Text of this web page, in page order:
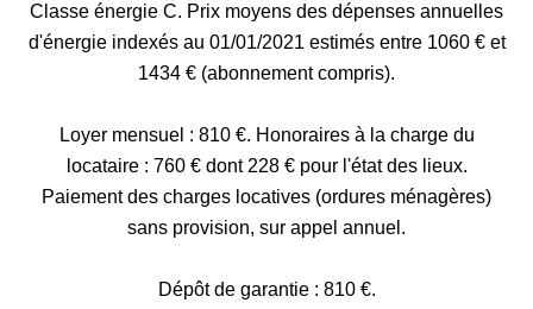
Classe énergie C. Prix moyens des dépenses annuelles
d'énergie indexés au 01/01/2021 estimés entre 1060 € et
1434 € (abonnement compris).
Loyer mensuel : 810 €. Honoraires à la charge du
locataire : 760 € dont 228 € pour l'état des lieux.
Paiement des charges locatives (ordures ménagères)
sans provision, sur appel annuel.
Dépôt de garantie : 810 €.